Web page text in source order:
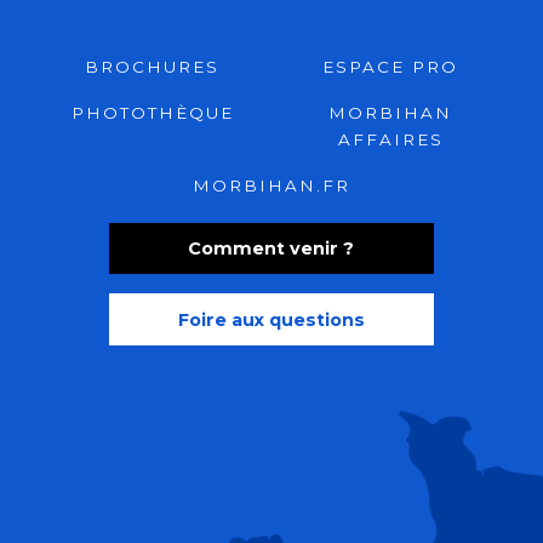
Comment venir ?
Foire aux questions
BROCHURES ESPACE PRO
PHOTOTHÈQUE
MORBIHAN
AFFAIRES
MORBIHAN.FR